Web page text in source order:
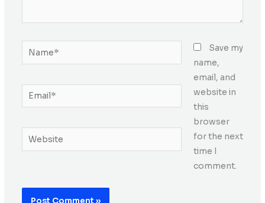
Name*
Email*
Website
Save my
name,
email, and
website in
this
browser
for the next
time I
comment.